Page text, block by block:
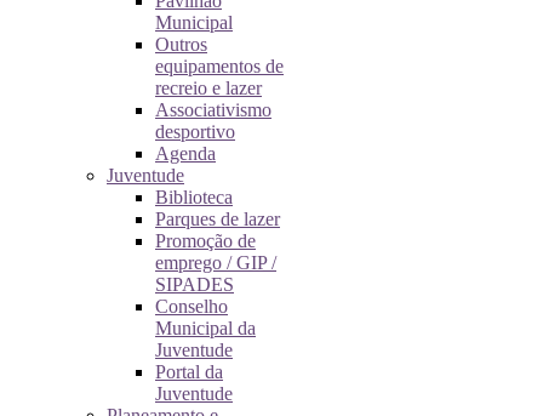
Municipal
Outros
equipamentos de
recreio e lazer
Associativismo
desportivo
Agenda
Juventude
Biblioteca
Parques de lazer
Promoção de
emprego / GIP /
SIPADES
Conselho
Municipal da
Juventude
Portal da
Juventude